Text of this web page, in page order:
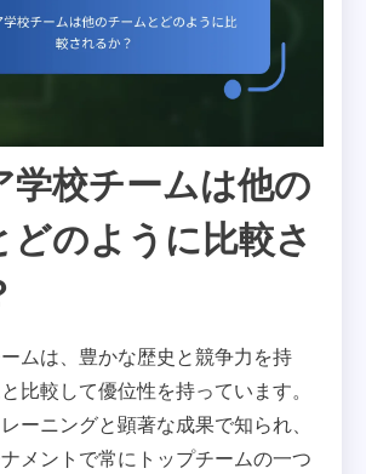
学校チームは他の
どのように比較さ
ムは、豊かな歴史と競争力を持
比較して優位性を持っています。
ーニングと顕著な成果で知られ、
メントで常にトップチームの一つ